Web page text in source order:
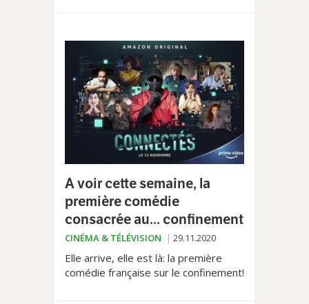
somptueuse, comme toujours...
A voir cette semaine, la
première comédie
consacrée au... confinement
CINÉMA & TÉLÉVISION 29.11.2020
Elle arrive, elle est là: la première
comédie française sur le confinement!